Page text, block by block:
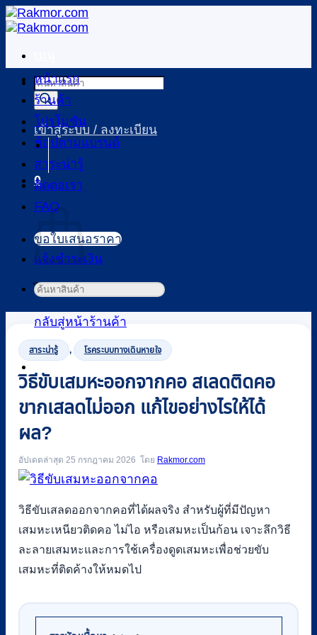
ข้าม
ไป
เนื้อหา
Products
search
เข้าสู่ระบบ / ลงทะเบียน
0
ไม่มีสินค้าในตะกร้า
กลับสู่หน้าร้านค้า
หน้าแรก
ร้านค้า
โปรโมชัน
ช้อปตามแบรนด์
สาระน่ารู้
ติดต่อเรา
FAQ
ขอใบเสนอราคา
แจ้งชำระเงิน
ค้นหา:
สาระน่ารู้ , โรคระบบทางเดินหายใจ
วิธีขับเสมหะออกจากคอ สเลดติดคอ
ขากเสลดไม่ออก แก้ไขอย่างไรให้ได้
ผล?
อัปเดตล่าสุด 25 กรกฎาคม 2026 Rakmor.com
วิธีขับเสลดออกจากคอที่ได้ผลจริง สำหรับผู้ที่มีปัญหา
เสมหะเหนียวติดคอ ไม่ไอ หรือเสมหะเป็นก้อน เจาะลึกวิธี
ละลายเสมหะและการใช้เครื่องดูดเสมหะเพื่อช่วยขับ
เสมหะที่ติดค้างให้หมดไป